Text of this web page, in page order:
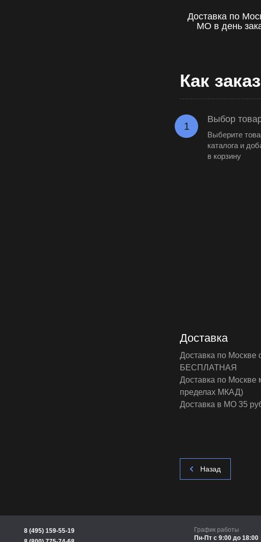
Доставка по
МО в день
Как
1
Выбор
Выберите
каталога и
в корзину
Доставка
Доставка по Москве
БЕСПЛАТНАЯ
Доставка по Москве
пределах МКАД)
Доставка в МО 35
Назад
8 (495) 159-55-19
График работы
Пн-Пт с 9:00 до 18:00